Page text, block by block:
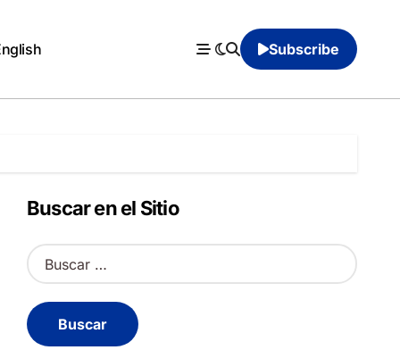
Subscribe
Buscar en el Sitio
B
u
c
a